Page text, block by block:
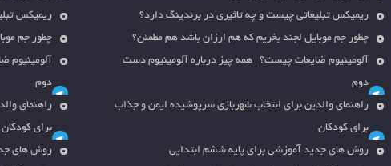
ریمیکس تبلیغاتی چیست و چه تاثیری در برندینگ دارد؟
چطور جم موبایل لجند بخریم که هم ارزان باشد هم مطمئن؟
آلومینیوم ضایعات چیست؟ | همه چیز درباره آلومینیوم دست
دوم
راهنمای والدین برای انتخاب شهربازی سرپوشیده ایمن و جذاب
برای کودکان
روش های جدید آموزشی برای پایه ششم ابتدایی
ریمیکس
چطور جم
آلومینیوم
دوم
راهنمای
برای کودکان
روش های